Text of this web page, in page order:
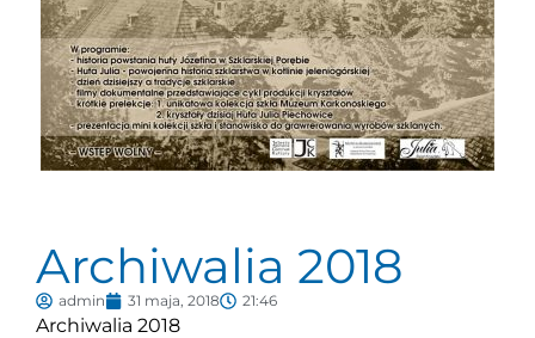
Archiwalia 2018
admin 31 maja, 2018 21:46
Archiwalia 2018